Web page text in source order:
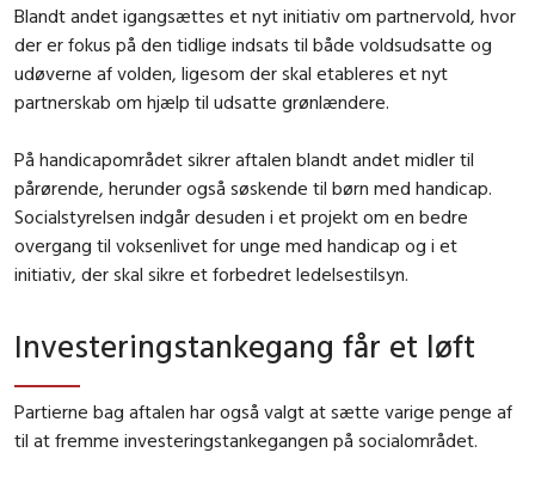
Blandt andet igangsættes et nyt initiativ om partnervold, hvor
der er fokus på den tidlige indsats til både voldsudsatte og
udøverne af volden, ligesom der skal etableres et nyt
partnerskab om hjælp til udsatte grønlændere.
På handicapområdet sikrer aftalen blandt andet midler til
pårørende, herunder også søskende til børn med handicap.
Socialstyrelsen indgår desuden i et projekt om en bedre
overgang til voksenlivet for unge med handicap og i et
initiativ, der skal sikre et forbedret ledelsestilsyn.
Investeringstankegang får et løft
Partierne bag aftalen har også valgt at sætte varige penge af
til at fremme investeringstankegangen på socialområdet.